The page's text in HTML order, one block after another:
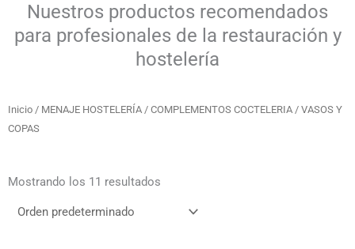
Nuestros productos recomendados
para profesionales de la restauración y
hostelería
Inicio / MENAJE HOSTELERÍA / COMPLEMENTOS COCTELERIA / VASOS Y
COPAS
Mostrando los 11 resultados